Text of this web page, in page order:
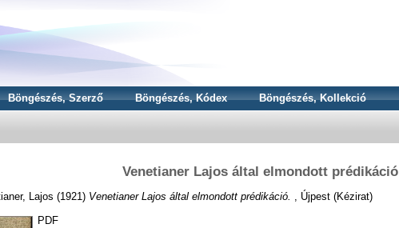
Böngészés, Szerző Böngészés, Kódex Böngészés, Kollekció
Venetianer Lajos által elmondott prédikáció
Lajos (1921) Venetianer Lajos által elmondott prédikáció. , Újpest (Kézirat)
PDF